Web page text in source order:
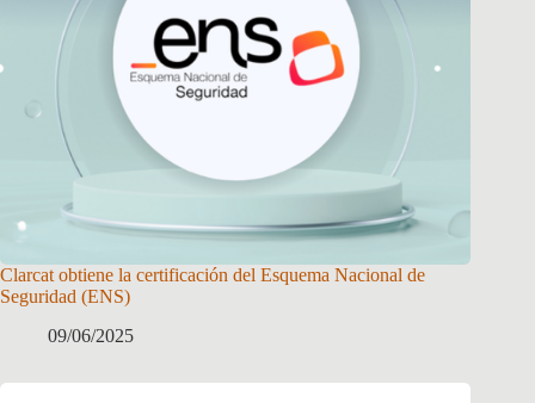
Clarcat obtiene la certificación del Esquema Nacional de
Seguridad (ENS)
09/06/2025